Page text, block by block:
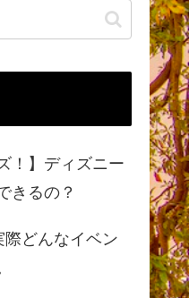
！】ディズニー
きるの？
どんなイベン